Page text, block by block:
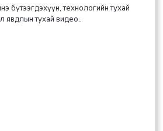
бүтээгдэхүүн, технологийн тухай
явдлын тухай видео..